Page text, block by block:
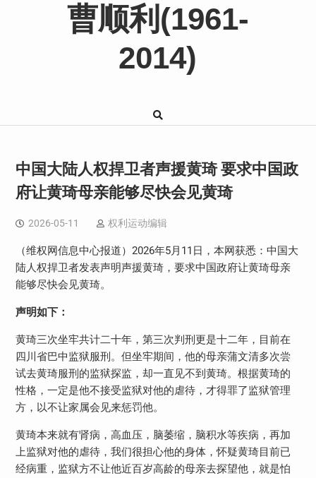
曹顺利(1961-
2014)
中国大陆人权捍卫者声援黄琦 要求中国政
府让黄琦母亲能够尽快会见黄琦
2026-05-11 权利运动编辑
（维权网信息中心报道） 2026年5月 11 日，本网获悉：中国大
陆人权捍卫者发表声明声援黄琦，要求中国政府让黄琦母亲
能够尽快会见黄琦。
声明如下：
黄琦三次坐牢共计二十年，第三次判刑更是十二年，目前在
四川省巴中监狱服刑。但坐牢期间，他的母亲蒲文清多次尝
试去黄琦服刑的监狱探监，却一直见不到黄琦。根据黄琦的
性格，一定是他不接受监狱对他的虐待，才得罪了监狱管理
方，以不让家属会见来惩罚他。
黄琦本来就有肾病，高血压，脑萎缩，脑积水等疾病，再加
上监狱对他的虐待，我们很担心他的身体，怀疑黄琦目前已
经病重，监狱方不让他近百岁高龄的母亲去探望他，就是怕